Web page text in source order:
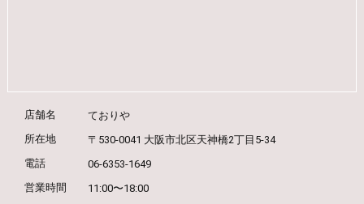
店舗名
ておりや
所在地
〒530-0041 大阪市北区天神橋2丁目5-34
電話
06-6353-1649
営業時間
11:00〜18:00